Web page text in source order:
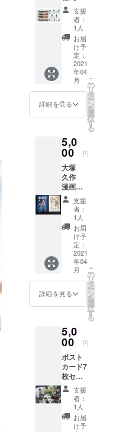
ださい)
は、そ
の旨ご
記載く
ださい)
ファク
トリー)
セット
つなが
りの
ボール
ペン１
本 もや
いちゃ
ん缶
バッジ1
個 福島
県内の
者作業
所の皆
さんが
ひとつ
ひとつ
手作り
してく
れた
グッズ
のセッ
ト☆
ボール
ペンの
ボディ
には、
「つな
がりの
がプリ
ントさ
れてい
て、さ
き織の
糸をひ
とつひ
とつ手
巻きし
てあ
る、軽
支援
者：
1人
お届
け予
定：
2021
年04
月
詳細を見る
こ
の
リ
タ
ー
ン
を
選
択
す
る
5,0
00 円
大塚
久作
漫画
セット
B(RST
&3年8
か月) ・
サンク
スメー
ル ・会
場エン
トラン
スにて
ご芳名
掲示(備
考欄に
名のお
名前を
お知ら
せくだ
さい。
掲示不
要の方
は、そ
の旨ご
記載く
ださい)
支援
者：
1人
お届
け予
定：
2021
年04
月
詳細を見る
こ
の
リ
タ
ー
ン
を
選
択
す
る
5,0
00 円
ポスト
カード7
枚セッ
ト(図柄
はあら
かじめ
セット
されて
支援
者：
1人
お届
け予